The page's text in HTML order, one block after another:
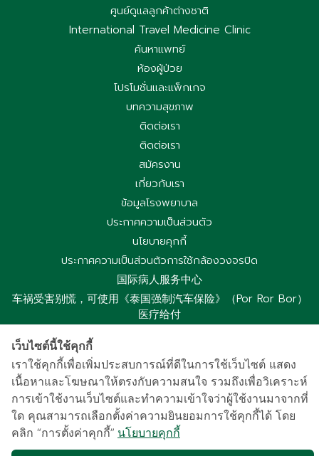
ศูนย์ดูแลลูกค้าต่างชาติ
International Travel Medicine Clinic
ค้นหาแพทย์
ห้องผู้ป่วย
โปรโมชั่นและแพ็กเกจ
บทความสุขภาพ
ติดต่อเรา
ติดต่อเรา
สมัครงาน
เกี่ยวกับเรา
ข้อมูลโรงพยาบาล
ประกาศความเป็นส่วนตัว
นโยบายคุกกี้
ประกาศความเป็นส่วนตัวการใช้กล้องวงจรปิด
国际病人服务中心
车祸受害别慌，可使用《泰国强制汽车保险》（Por Ror Bor）
医疗给付
紧急联系电话汇总｜提前保存更安心
Copyright © 2021 Samitivej Chonburi. All rights reserved.
เว็บไซต์นี้ใช้คุกกี้
เราใช้คุกกี้เพื่อเพิ่มประสบการณ์ที่ดีในการใช้เว็บไซต์ แสดง
เนื้อหาและโฆษณาให้ตรงกับความสนใจ รวมถึงเพื่อวิเคราะห์
การเข้าใช้งานเว็บไซต์และทำความเข้าใจว่าผู้ใช้งานมาจากที่
ใด คุณสามารถเลือกตั้งค่าความยินยอมการใช้คุกกี้ได้ โดย
คลิก “การตั้งค่าคุกกี้” นโยบายคุกกี้